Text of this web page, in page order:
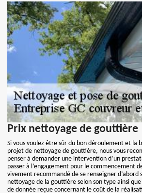
Prix nettoyage de gouttière
Si vous voulez être sûr du bon déroulement et la
projet de nettoyage de gouttière, nous vous
penser à demander une intervention d’un
passer à l’engagement pour le commencement
vivement recommandé de se renseigner d’abord
nettoyage de la gouttière selon son type ainsi
de donnée reçue concernant le coût de la